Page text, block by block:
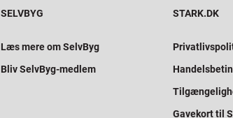
SELVBYG
Læs mere om SelvByg
Bliv SelvByg-medlem
STARK.DK
Gavekort til